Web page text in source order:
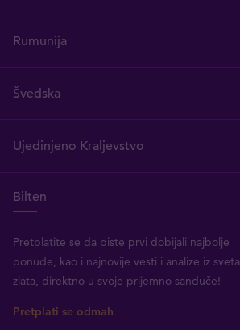
Rumunija
Švedska
Ujedinjeno Kraljevstvo
Bilten
Pretplatite se da biste prvi dobijali najbolje
ponude, kao i najnovije vesti i analize iz sveta
zlata, direktno u svoje prijemno sanduče!
Pretplati se odmah